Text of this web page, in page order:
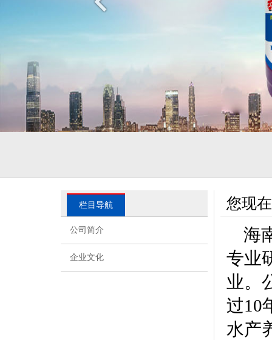
栏目导航
公司简介
企业文化
您现
海
专业
业。
过10
水产